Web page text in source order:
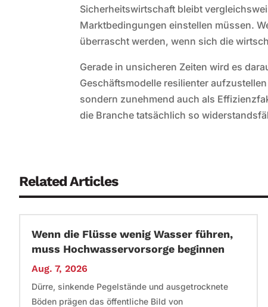
Sicherheitswirtschaft bleibt
Marktbedingungen einstellen müssen.
überrascht werden, wenn sich die
Gerade in unsicheren Zeiten wird es
Geschäftsmodelle resilienter
sondern zunehmend auch als
die Branche tatsächlich so
Related Articles
Wenn die Flüsse wenig Wasser führen,
muss Hochwasservorsorge beginnen
Aug. 7, 2026
Dürre, sinkende Pegelstände und ausgetrocknete
Böden prägen das öffentliche Bild von